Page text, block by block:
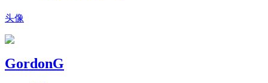
头像
GordonG